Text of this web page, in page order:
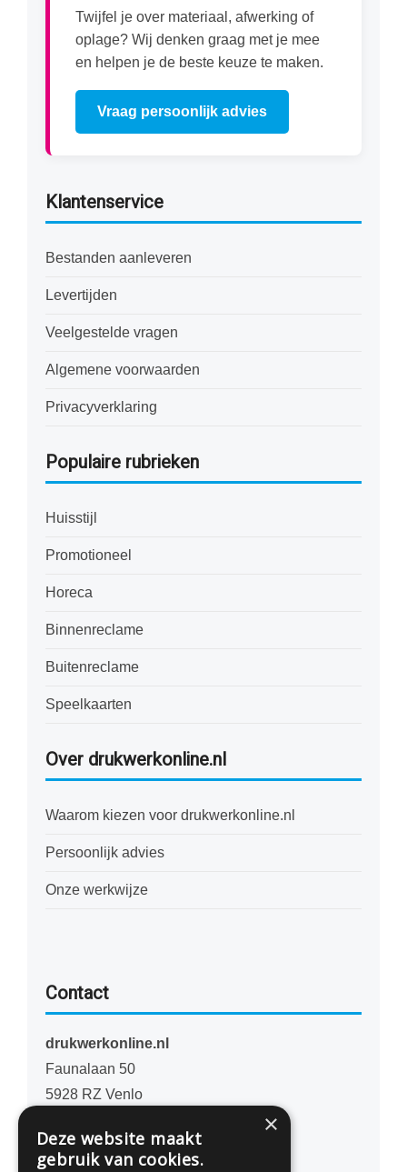
Twijfel je over materiaal, afwerking of
oplage? Wij denken graag met je mee
en helpen je de beste keuze te maken.
Vraag persoonlijk advies
Klantenservice
Bestanden aanleveren
Levertijden
Veelgestelde vragen
Algemene voorwaarden
Privacyverklaring
Populaire rubrieken
Huisstijl
Promotioneel
Horeca
Binnenreclame
Buitenreclame
Speelkaarten
Over drukwerkonline.nl
Waarom kiezen voor drukwerkonline.nl
Persoonlijk advies
Onze werkwijze
Contact
drukwerkonline.nl
Faunalaan 50
5928 RZ Venlo
×
Deze website maakt
gebruik van cookies.